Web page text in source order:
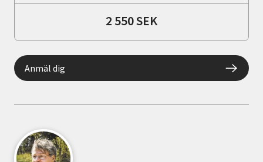
2 550 SEK
Anmäl dig